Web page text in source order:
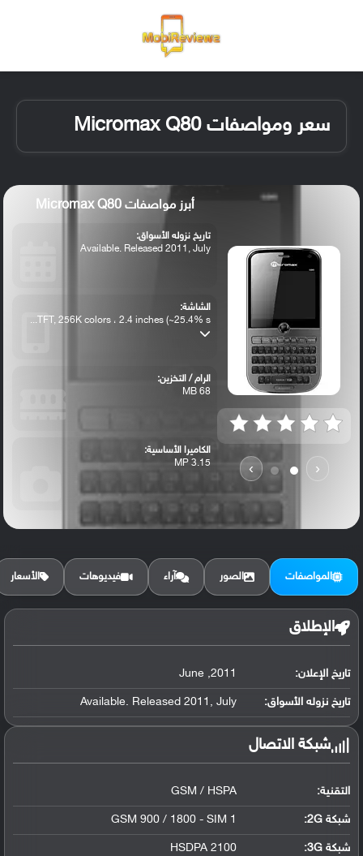
سعر ومواصفات Micromax Q80
‹
›
أبرز مواصفات Micromax Q80
تاريخ نزوله الأسواق:
Available. Released 2011, July
الشاشة:
TFT, 256K colors ، 2.4 inches (~25.4% s...
الرام / التخزين:
68 MB
الكاميرا الأساسية:
3.15 MP
المواصفات الصور آراء فيديوهات الأسعار
الإطلاق
تاريخ الإعلان: 2011, June
تاريخ نزوله الأسواق: Available. Released 2011, July
شبكة الاتصال
التقنية: GSM / HSPA
شبكة 2G: GSM 900 / 1800 - SIM 1
شبكة 3G :
HSDPA 2100